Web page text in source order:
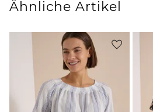
Ähnliche Artikel